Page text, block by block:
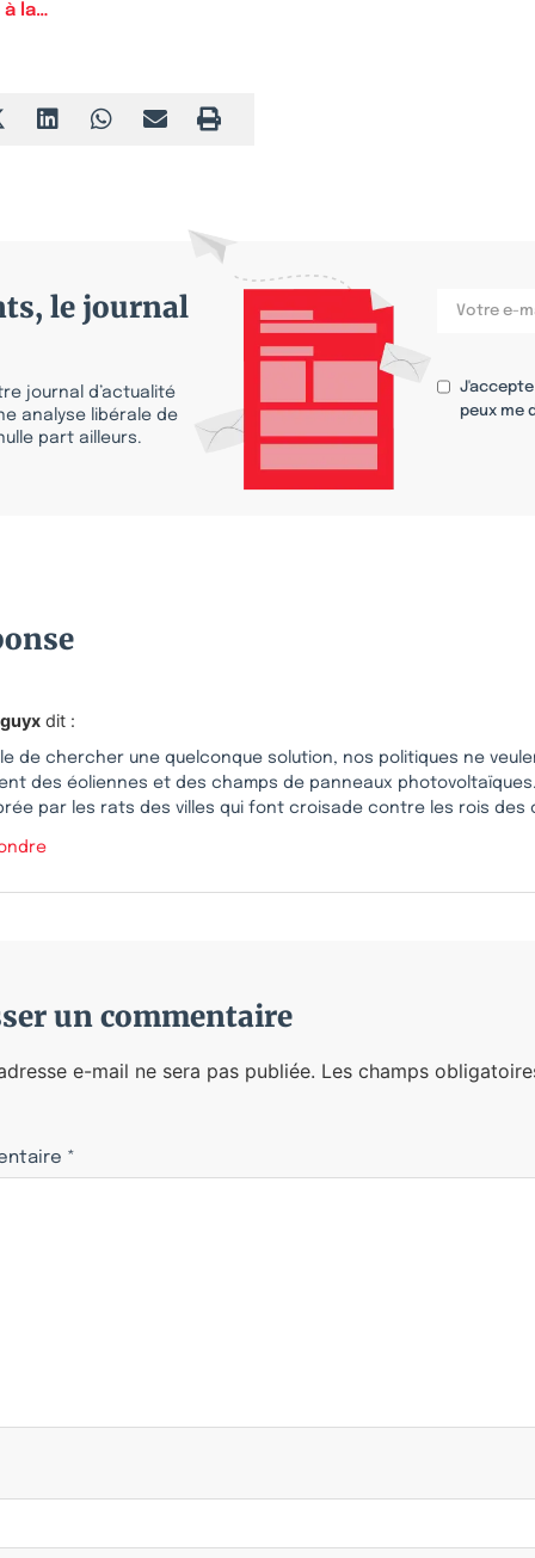
la
le journal
journal d’actualité
analyse libérale de
part ailleurs.
peux me
dit :
de chercher une quelconque solution, nos politiques ne
des éoliennes et des champs de panneaux
par les rats des villes qui font croisade contre les rois des
un commentaire
e-mail ne sera pas publiée. Les champs
*